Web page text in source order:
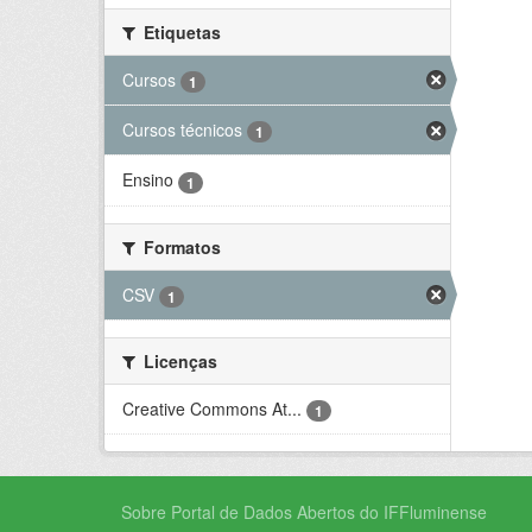
Etiquetas
Cursos
1
Cursos técnicos 1
Ensino 1
Formatos
CSV
1
Licenças
Creative Commons At...
1
Sobre Portal de Dados Abertos do IFFluminense